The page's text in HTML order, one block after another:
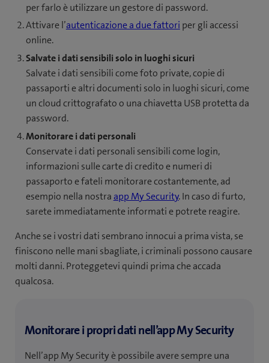
per farlo è utilizzare un gestore di password.
Attivare l’autenticazione a due fattori per gli accessi
online.
Salvate i dati sensibili solo in luoghi sicuri
Salvate i dati sensibili come foto private, copie di
passaporti e altri documenti solo in luoghi sicuri, come
un cloud crittografato o una chiavetta USB protetta da
password.
Monitorare i dati personali
Conservate i dati personali sensibili come login,
informazioni sulle carte di credito e numeri di
passaporto e fateli monitorare costantemente, ad
esempio nella nostra app My Security. In caso di furto,
sarete immediatamente informati e potrete reagire.
Anche se i vostri dati sembrano innocui a prima vista, se
finiscono nelle mani sbagliate, i criminali possono causare
molti danni. Proteggetevi quindi prima che accada
qualcosa.
Monitorare i propri dati nell’app My Security
Nell’app My Security è possibile avere sempre una